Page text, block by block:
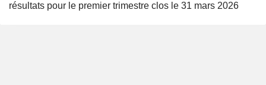
résultats pour le premier trimestre clos le 31 mars 2026